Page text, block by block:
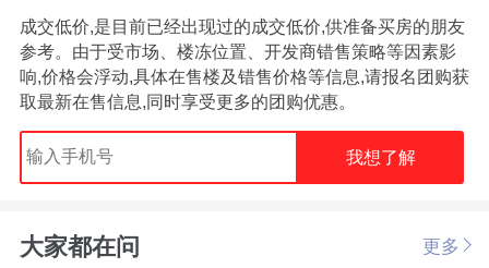
成交低价,是目前已经出现过的成交低价,供准备买房的朋友
参考。由于受市场、楼冻位置、开发商错售策略等因素影
响,价格会浮动,具体在售楼及错售价格等信息,请报名团购获
取最新在售信息,同时享受更多的团购优惠。
我想了解
大家都在问 更多